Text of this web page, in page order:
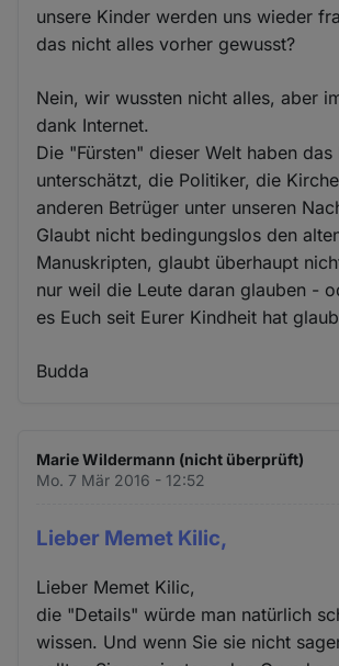
unsere Kinder werden uns wieder
das nicht alles vorher gewusst?
Nein, wir wussten nicht alles, aber
dank Internet.
Die "Fürsten" dieser Welt haben das
unterschätzt, die Politiker, die
anderen Betrüger unter unseren
Glaubt nicht bedingungslos den
Manuskripten, glaubt überhaupt
nur weil die Leute daran glauben -
es Euch seit Eurer Kindheit hat
Budda
Marie Wildermann (nicht überprüft)
Mo. 7 Mär 2016 - 12:52
Lieber Memet Kilic,
Lieber Memet Kilic,
die "Details" würde man natürlich
wissen. Und wenn Sie sie nicht